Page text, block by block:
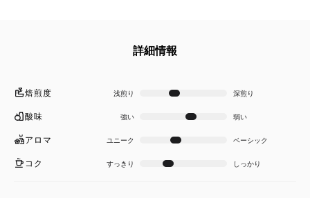
詳細情報
焙煎度 浅煎り 深煎り
酸味 強い 弱い
アロマ ユニーク ベーシック
コク すっきり しっかり